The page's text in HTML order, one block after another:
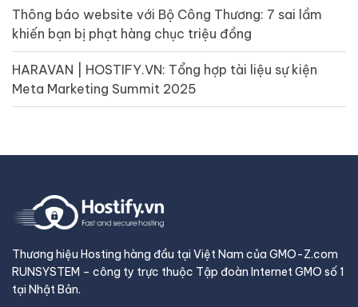
Thông báo website với Bộ Công Thương: 7 sai lầm
khiến bạn bị phạt hàng chục triệu đồng
HARAVAN | HOSTIFY.VN: Tổng hợp tài liệu sự kiện
Meta Marketing Summit 2025
Thương hiệu Hosting hàng đầu tại Việt Nam của GMO-Z.com
RUNSYSTEM – công ty trực thuộc Tập đoàn Internet GMO số 1
tại Nhật Bản.